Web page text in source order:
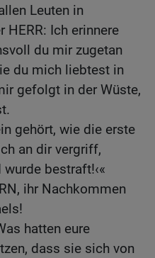
Leuten in
HERR: Ich erinnere
du mir zugetan
du mich liebtest in
gefolgt in der Wüste,
gehört, wie die erste
an dir vergriff,
bestraft!‹«
ihr Nachkommen
hatten eure
dass sie sich von